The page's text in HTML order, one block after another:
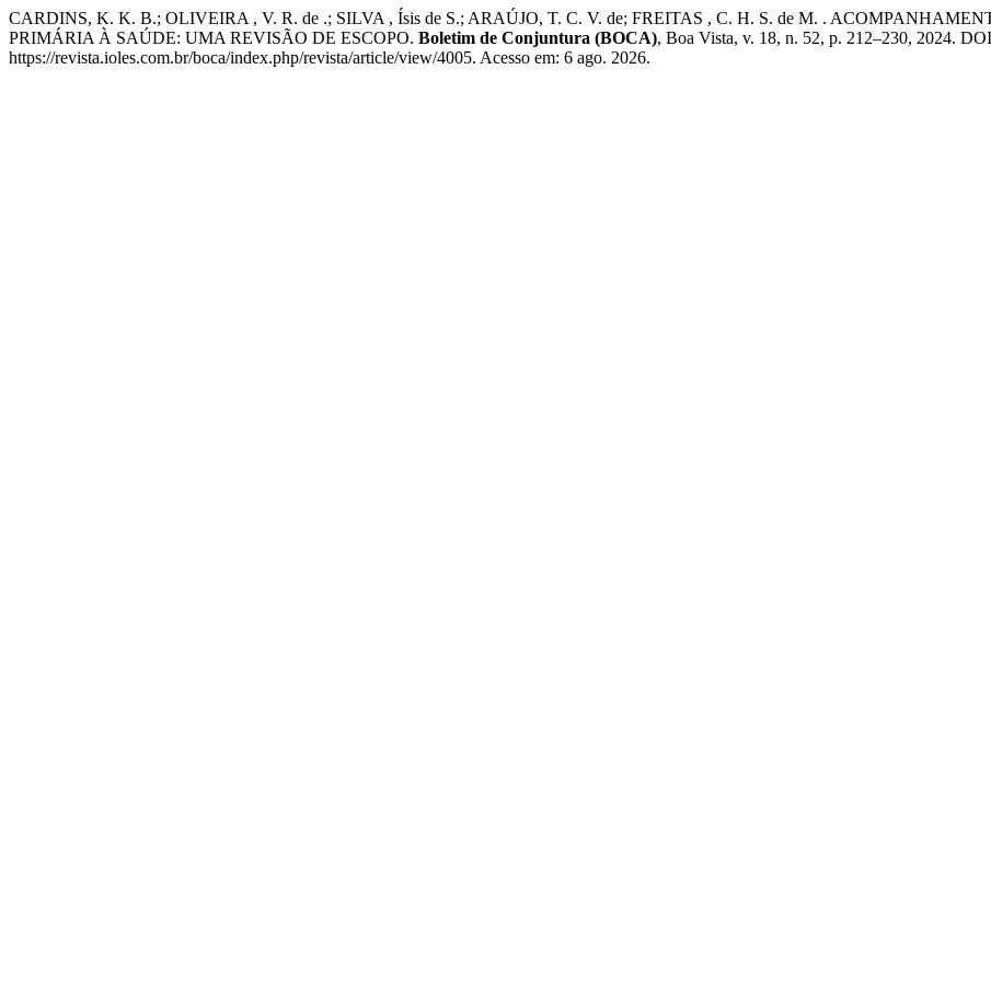
CARDINS, K. K. B.; OLIVEIRA , V. R. de .; SILVA , Ísis de S.; ARAÚJO, T. C. V. de; FREITAS , C. H. S. de M. .
PRIMÁRIA À SAÚDE: UMA REVISÃO DE ESCOPO. Boletim de Conjuntura (BOCA), Boa Vista, v. 18, n. 52, p. 212–230, 2024.
https://revista.ioles.com.br/boca/index.php/revista/article/view/4005. Acesso em: 6 ago. 2026.